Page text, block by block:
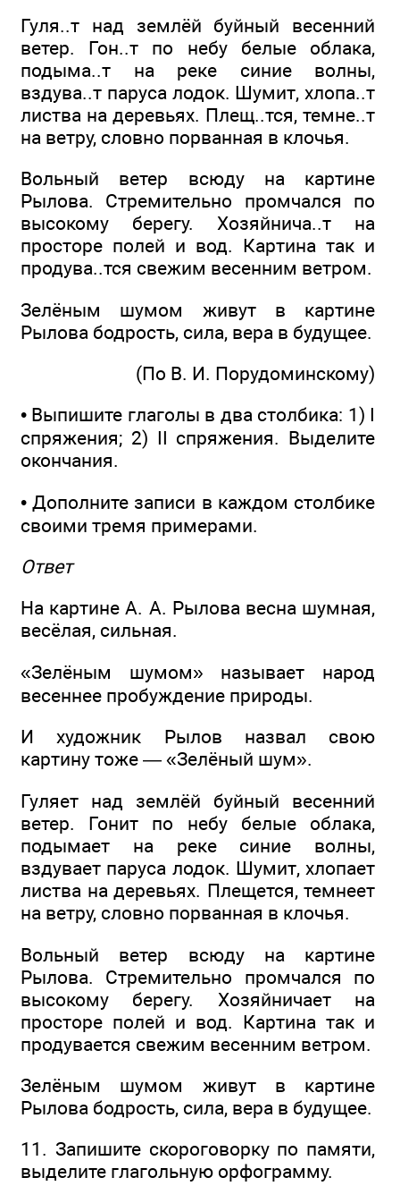
Гуля..т над землёй буйный весенний
ветер. Гон..т по небу белые облака,
подыма..т на реке синие волны,
вздува..т паруса лодок. Шумит, хлопа..т
листва на деревьях. Плещ..тся, темне..т
на ветру, словно порванная в клочья.
Вольный ветер всюду на картине
Рылова. Стремительно промчался по
высокому берегу. Хозяйнича..т на
просторе полей и вод. Картина так и
продува..тся свежим весенним ветром.
Зелёным шумом живут в картине
Рылова бодрость, сила, вера в будущее.
(По В. И. Порудоминскому)
• Выпишите глаголы в два столбика: 1) I
спряжения; 2) II спряжения. Выделите
окончания.
• Дополните записи в каждом столбике
своими тремя примерами.
Ответ
На картине А. А. Рылова весна шумная,
весёлая, сильная.
«Зелёным шумом» называет народ
весеннее пробуждение природы.
И художник Рылов назвал свою
картину тоже — «Зелёный шум».
Гуляет над землёй буйный весенний
ветер. Гонит по небу белые облака,
подымает на реке синие волны,
вздувает паруса лодок. Шумит, хлопает
листва на деревьях. Плещется, темнеет
на ветру, словно порванная в клочья.
Вольный ветер всюду на картине
Рылова. Стремительно промчался по
высокому берегу. Хозяйничает на
просторе полей и вод. Картина так и
продувается свежим весенним ветром.
Зелёным шумом живут в картине
Рылова бодрость, сила, вера в будущее.
11. Запишите скороговорку по памяти,
выделите глагольную орфограмму.